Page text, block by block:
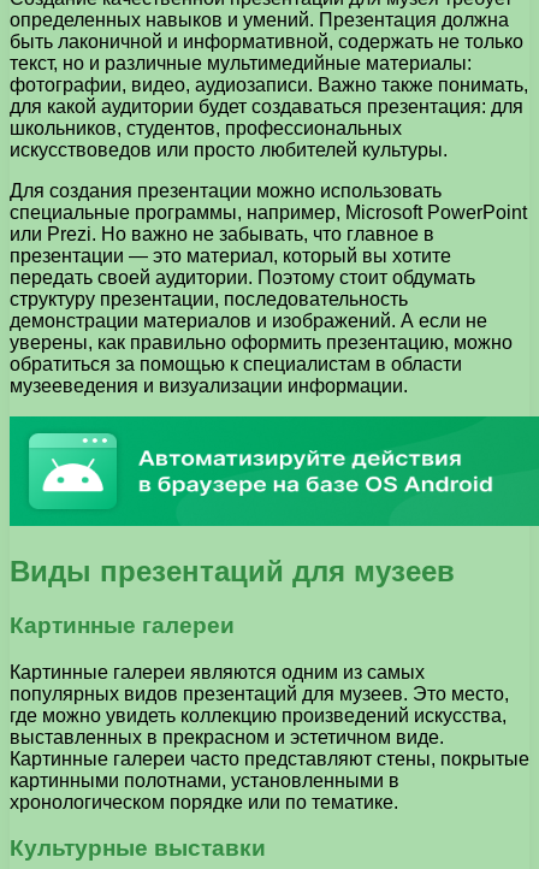
определенных навыков и умений. Презентация должна
быть лаконичной и информативной, содержать не только
текст, но и различные мультимедийные материалы:
фотографии, видео, аудиозаписи. Важно также понимать,
для какой аудитории будет создаваться презентация: для
школьников, студентов, профессиональных
искусствоведов или просто любителей культуры.
Для создания презентации можно использовать
специальные программы, например, Microsoft PowerPoint
или Prezi. Но важно не забывать, что главное в
презентации — это материал, который вы хотите
передать своей аудитории. Поэтому стоит обдумать
структуру презентации, последовательность
демонстрации материалов и изображений. А если не
уверены, как правильно оформить презентацию, можно
обратиться за помощью к специалистам в области
музееведения и визуализации информации.
Виды презентаций для музеев
Картинные галереи
Картинные галереи являются одним из самых
популярных видов презентаций для музеев. Это место,
где можно увидеть коллекцию произведений искусства,
выставленных в прекрасном и эстетичном виде.
Картинные галереи часто представляют стены, покрытые
картинными полотнами, установленными в
хронологическом порядке или по тематике.
Культурные выставки